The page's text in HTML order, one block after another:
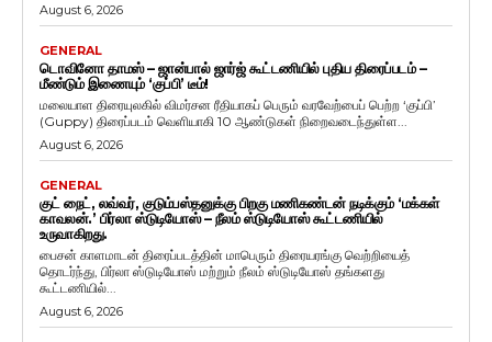
August 6, 2026
GENERAL
டொவினோ தாமஸ் – ஜான்பால் ஜார்ஜ் கூட்டணியில் புதிய திரைப்படம் –
மீண்டும் இணையும் ‘குப்பி’ டீம்!
மலையாள திரையுலகில் விமர்சன ரீதியாகப் பெரும் வரவேற்பைப் பெற்ற ‘குப்பி’
(Guppy) திரைப்படம் வெளியாகி 10 ஆண்டுகள் நிறைவடைந்துள்ள...
August 6, 2026
GENERAL
குட் நைட், லவ்வர், குடும்பஸ்தனுக்கு பிறகு மணிகண்டன் நடிக்கும் ‘மக்கள்
காவலன்.’ பிர்லா ஸ்டுடியோஸ் – நீலம் ஸ்டுடியோஸ் கூட்டணியில்
உருவாகிறது.
பைசன் காளமாடன் திரைப்படத்தின் மாபெரும் திரையரங்கு வெற்றியைத்
தொடர்ந்து, பிர்லா ஸ்டுடியோஸ் மற்றும் நீலம் ஸ்டுடியோஸ் தங்களது
கூட்டணியில்...
August 6, 2026